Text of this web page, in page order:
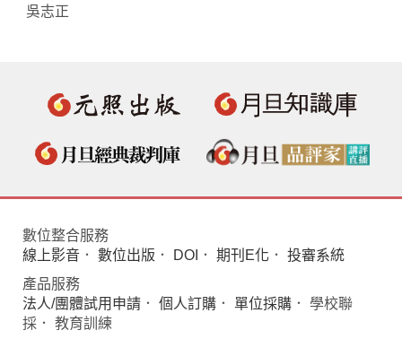
吳志正
數位整合服務
線上影音 ． 數位出版 ． DOI ． 期刊E化 ． 投審系統
產品服務
法人/團體試用申請 ． 個人訂購 ． 單位採購 ． 學校聯
採． 教育訓練